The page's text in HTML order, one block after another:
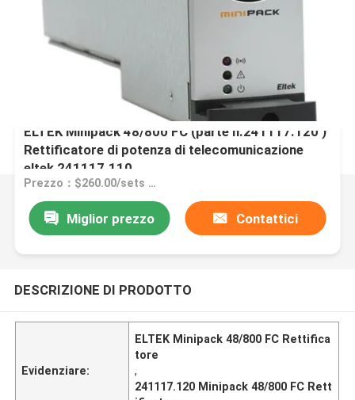
ELTEK Minipack 48/800 FC (parte n.241117.120 )
Rettificatore di potenza di telecomunicazione
eltek 241117.110
Prezzo：$260.00/sets 1-9 sets
Miglior prezzo Contattici
DESCRIZIONE DI PRODOTTO
Evidenziare:
ELTEK Minipack 48/800 FC Rettifica
tore
,
241117.120 Minipack 48/800 FC Rett